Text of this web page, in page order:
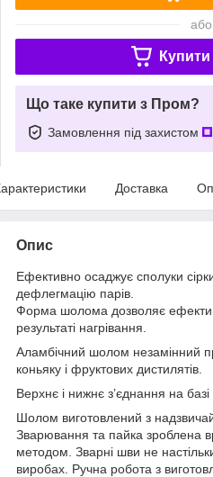
або
Купити
Що таке купити з Пром?
Замовлення під захистом
Доставка
Опис
Ефективно осаджує сполуки
дефлегмацію парів.
Форма шолома дозволяє
результаті нагрівання.
Аламбічний шолом незамінний
коньяку і фруктових дистилятів.
Верхнє і нижнє з’єднання на базі
Шолом виготовлений з
Зварювання та пайка зроблена
методом. Зварні шви не
виробах. Ручна робота з